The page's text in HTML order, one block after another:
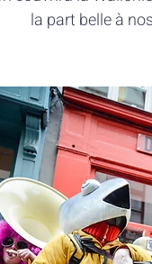
la part belle à